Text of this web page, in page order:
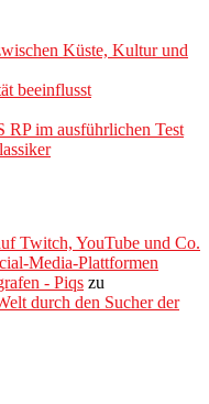
Küste, Kultur und
beeinflusst
RP im ausführlichen Test
Twitch, YouTube und Co.
Media-Plattformen
- Piqs zu
durch den Sucher der